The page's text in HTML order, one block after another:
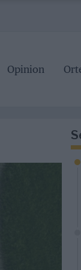
Opinion